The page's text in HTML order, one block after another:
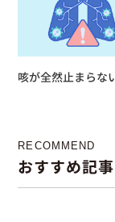
咳が全然止まらな
RECOMMEND
おすすめ記事